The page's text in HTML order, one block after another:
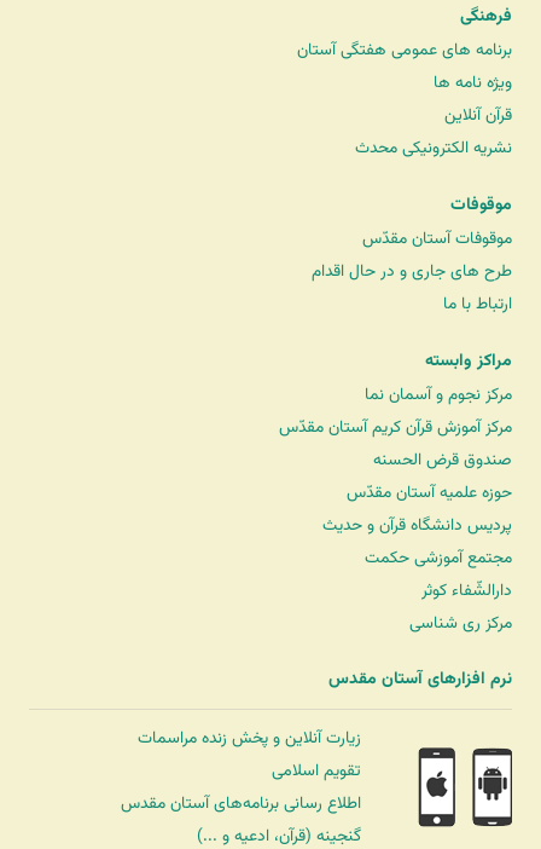
فرهنگی
برنامه های عمومی هفتگی آستان
ویژه نامه ها
قرآن آنلاین
نشریه الکترونیکی محدث
موقوفات
موقوفات آستان مقدّس
طرح های جاری و در حال اقدام
ارتباط با ما
مراکز وابسته
مرکز نجوم و آسمان نما
مرکز آموزش قرآن کریم آستان مقدّس
صندوق قرض الحسنه
حوزه علمیه آستان مقدّس
پردیس دانشگاه قرآن و حدیث
مجتمع آموزشی حکمت
دارالشّفاء کوثر
مرکز ری شناسی
نرم افزارهای آستان مقدس
زیارت آنلاین و پخش زنده مراسمات
تقویم اسلامی
اطلاع رسانی برنامه‌های آستان مقدس
گنجینه (قرآن، ادعیه و ...)